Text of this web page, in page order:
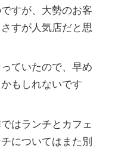
すが、大勢のお客
すが人気店だと思
ていたので、早め
もしれないです
はランチとカフェ
についてはまた別